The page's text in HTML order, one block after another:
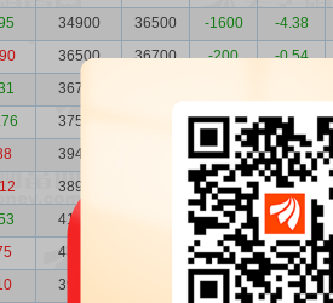
34900 36500 -1600 -4.38
36500 36700 -200 -0.54
36700
37500 -1900 -4.82
39400 500 1.29
38900 -2357 -5.71
41257 -2343 -5.37
43600 3800 9.55
39800 700 1.79